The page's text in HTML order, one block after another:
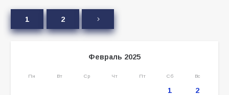
1 2
Февраль 2025
Пн Вт Ср Чт Пт Сб Вс
1
2